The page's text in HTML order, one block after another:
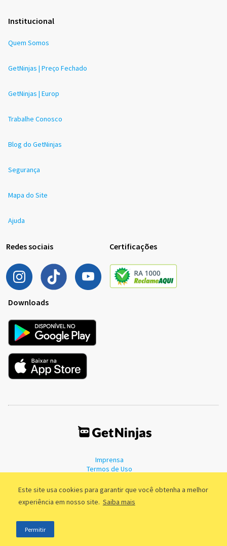
Este site usa cookies para garantir que você obtenha a melhor
experiência em nosso site. Saiba mais
Permitir
Institucional
Quem Somos
GetNinjas | Preço Fechado
GetNinjas | Europ
Trabalhe Conosco
Blog do GetNinjas
Segurança
Mapa do Site
Ajuda
Redes sociais Certificações
Downloads
Imprensa
Termos de Uso
©2011 - 2026, GetNinjas LTDA. CNPJ 55.744.877/0001-89 - Rua Dr.
Fernandes Coelho, 85 - 3º andar - São Paulo/SP - Brasil